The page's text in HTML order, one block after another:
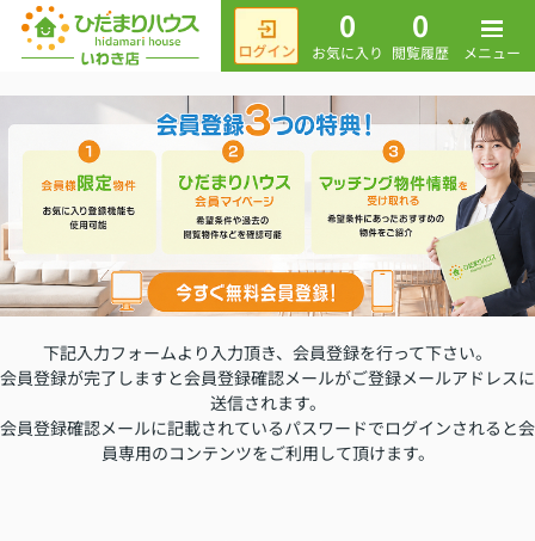
0
お気に入り
0
閲覧履歴 メニュー
下記入力フォームより入力頂き、会員登録を行って下さい。
会員登録が完了しますと会員登録確認メールがご登録メールアドレスに
送信されます。
会員登録確認メールに記載されているパスワードでログインされると会
員専用のコンテンツをご利用して頂けます。